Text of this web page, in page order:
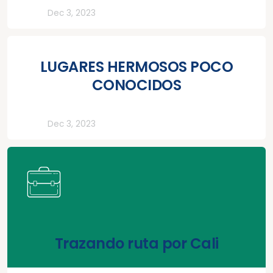
Dec 3, 2023
LUGARES HERMOSOS POCO
CONOCIDOS
Dec 3, 2023
Trazando ruta por Cali